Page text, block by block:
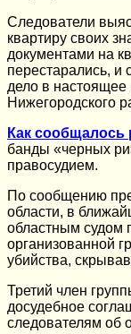
Следователи
квартиру своих
документами на
перестарались, и
дело в настоящее
Нижегородского
Как сообщалось
банды «черных
правосудием.
По сообщению
области, в
областным судом
организованной
убийства,
Третий член
досудебное
следователям об